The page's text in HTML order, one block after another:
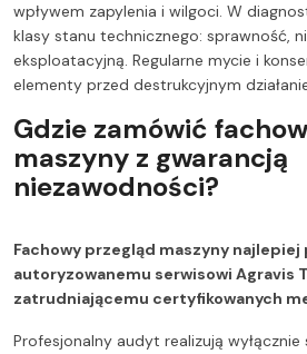
wpływem zapylenia i wilgoci. W
klasy stanu technicznego: sprawność,
eksploatacyjną. Regularne mycie i
elementy przed destrukcyjnym
Gdzie zamówić
maszyny z gwarancją
niezawodności?
Fachowy przegląd maszyny najlepiej
autoryzowanemu serwisowi Agravis
zatrudniającemu certyfikowanych
Profesjonalny audyt realizują wyłącznie